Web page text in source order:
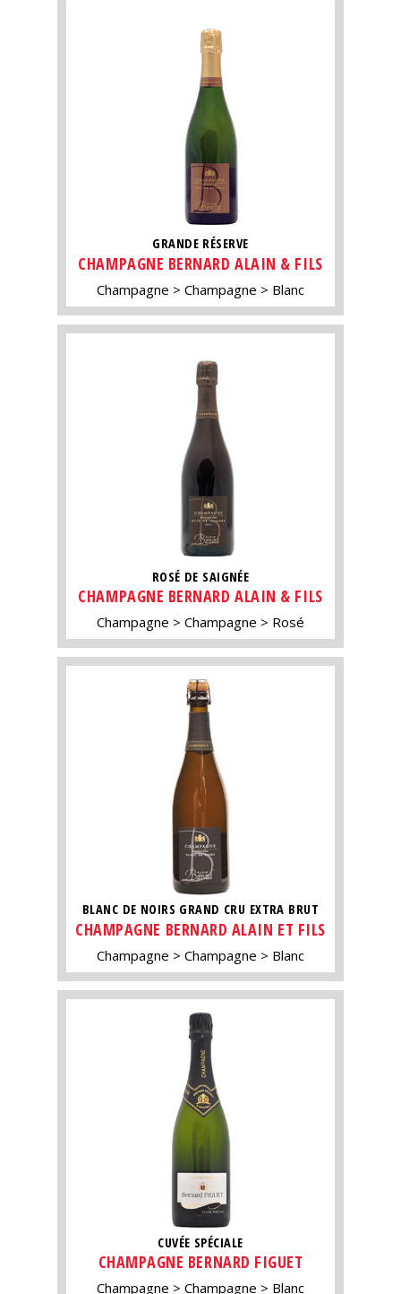
GRANDE RÉSERVE
CHAMPAGNE BERNARD ALAIN & FILS
Champagne Champagne Blanc
ROSÉ DE SAIGNÉE
CHAMPAGNE BERNARD ALAIN & FILS
Champagne Champagne Rosé
BLANC DE NOIRS GRAND CRU EXTRA BRUT
CHAMPAGNE BERNARD ALAIN ET FILS
Champagne Champagne Blanc
CUVÉE SPÉCIALE
CHAMPAGNE BERNARD FIGUET
Champagne Champagne Blanc